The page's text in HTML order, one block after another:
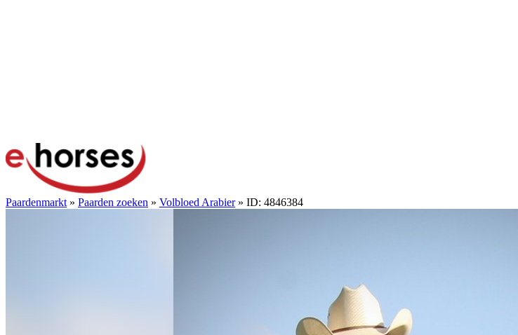
Paardenmarkt » Paarden zoeken » Volbloed Arabier» ID: 4846384